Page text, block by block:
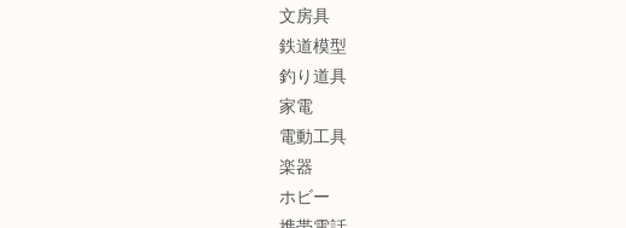
文房具
鉄道模型
釣り道具
家電
電動工具
楽器
ホビー